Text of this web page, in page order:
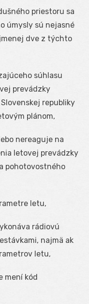
priestoru sa
úmysly sú nejasné
dve z týchto
súhlasu
prevádzky
republiky
plánom,
nereaguje na
letovej prevádzky
pohotovostného
letu,
rádiovú
najmä ak
letu,
mení kód